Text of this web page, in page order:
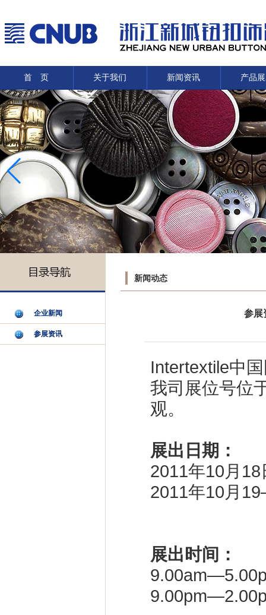
首 页 关于我们 新闻资讯 产品
企业新闻
参展资讯
新闻动态
参展
Intertextile中
我司展位号位
观。
展出日期：
2011年10月
2011年10月
展出时间：